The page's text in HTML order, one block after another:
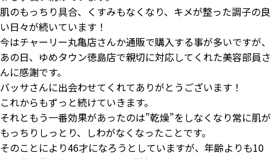
肌のもっちり具合、くすみもなくなり、キメが整った調子の良
い日々が続いています！
今はチャーリー丸亀店さんか通販で購入する事が多いですが、
あの日、ゆめタウン徳島店で親切に対応してくれた美容部員さ
んに感謝です。
バッサさんに出会わせてくれてありがとうございます！
これからもずっと続けていきます。
それともう一番効果があったのは”乾燥”をしなくなり常に肌が
もっちりしっとり、しわがなくなったことです。
そのことにより46才になろうとしていますが、年齢よりも10